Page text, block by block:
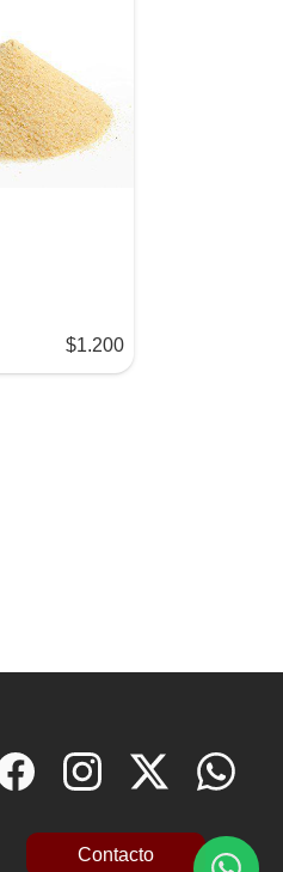
$1.200
Contacto